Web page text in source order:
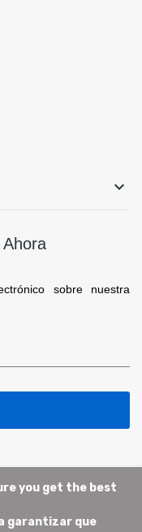

sobre nuestra
you get the best
garantizar que